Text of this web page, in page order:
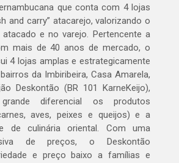
que conta com 4 lojas
and carry” atacarejo, valorizando o
e no varejo. Pertencente a
mais de 40 anos de mercado, o
4 lojas amplas e estrategicamente
da Imbiribeira, Casa Amarela,
Deskontão (BR 101 KarneKeijo),
diferencial os produtos
aves, peixes e queijos) e a
de culinária oriental. Com uma
de preços, o Deskontão
e preço baixo a famílias e